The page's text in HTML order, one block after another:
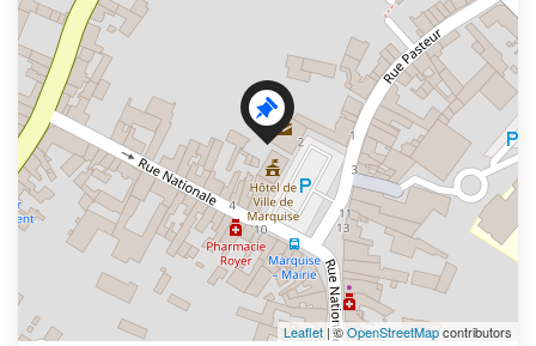
Leaflet | ©OpenStreetMapcontributors